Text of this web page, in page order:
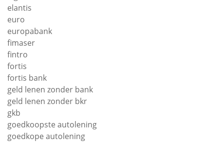
elantis
euro
europabank
fimaser
fintro
fortis
fortis bank
geld lenen zonder bank
geld lenen zonder bkr
gkb
goedkoopste autolening
goedkope autolening